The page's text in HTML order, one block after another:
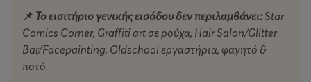
επιφάνειες. Τα παιδιά ανακαλύπτουν τον κόσμο της
street art με τον πιο διασκεδαστικό και απόλυτα
ασφαλή τρόπο. Αποτέλεσμα: ένα έργο τέχνης που θα
το καμαρώνουν. Και εσύ μαζί τους. 🖍️
📌 Το εισιτήριο γενικής εισόδου δεν περιλαμβάνει: Star
Comics Corner, Graffitiart σε ρούχα, HairSalon/Glitter
Bar/Facepainting, Oldschool εργαστήρια, φαγητό &
ποτό.